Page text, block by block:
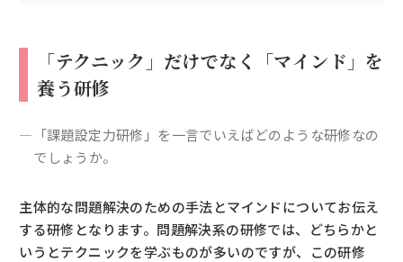
「テクニック」だけでなく「マインド」を
養う研修
―「課題設定力研修」を一言でいえばどのような研修なの
でしょうか。
主体的な問題解決のための手法とマインドについてお伝え
する研修となります。問題解決系の研修では、どちらかと
いうとテクニックを学ぶものが多いのですが、この研修